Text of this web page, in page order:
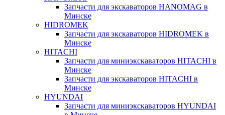
Запчасти для экскаваторов HANOMAG в
Минске
HIDROMEK
Запчасти для экскаваторов HIDROMEK в
Минске
HITACHI
Запчасти для миниэкскаваторов HITACHI в
Минске
Запчасти для экскаваторов HITACHI в
Минске
HYUNDAI
Запчасти для миниэкскаваторов HYUNDAI